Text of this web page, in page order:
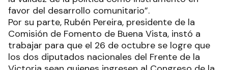
favor del desarrollo comunitario”.
Por su parte, Rubén Pereira, presidente de la
Comisión de Fomento de Buena Vista, instó a
trabajar para que el 26 de octubre se logre que
los dos diputados nacionales del Frente de la